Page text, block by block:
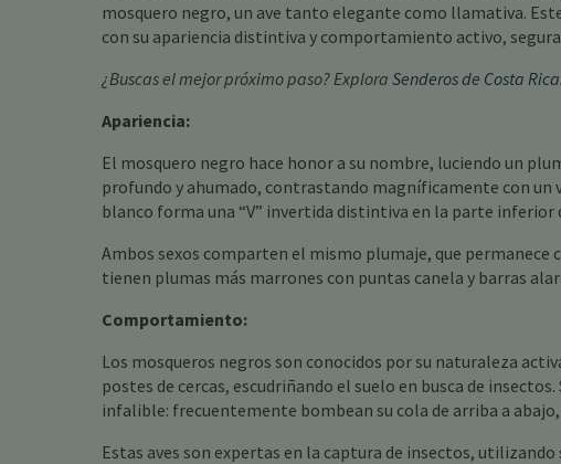
mosquero negro, un ave tanto elegante como llamativa.
con su apariencia distintiva y comportamiento activo,
¿Buscas el mejor próximo paso? Explora Senderos de Costa Rica.
Apariencia:
El mosquero negro hace honor a su nombre, luciendo un
profundo y ahumado, contrastando magníficamente con
blanco forma una “V” invertida distintiva en la parte inferior
Ambos sexos comparten el mismo plumaje, que
tienen plumas más marrones con puntas canela y barras
Comportamiento:
Los mosqueros negros son conocidos por su naturaleza
postes de cercas, escudriñando el suelo en busca de
infalible: frecuentemente bombean su cola de arriba a
Estas aves son expertas en la captura de insectos,